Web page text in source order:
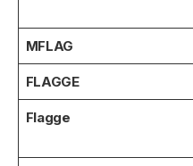
MFLAG
FLAGGE
Flagge